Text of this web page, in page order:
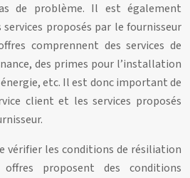
de problème. Il est également
proposés par le fournisseur
comprennent des services de
des primes pour l’installation
etc. Il est donc important de
client et les services proposés
vérifier les conditions de résiliation
proposent des conditions